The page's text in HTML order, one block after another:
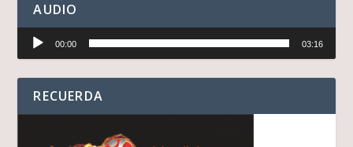
AUDIO
Reproductor
audio
00:00 03:16
RECUERDA